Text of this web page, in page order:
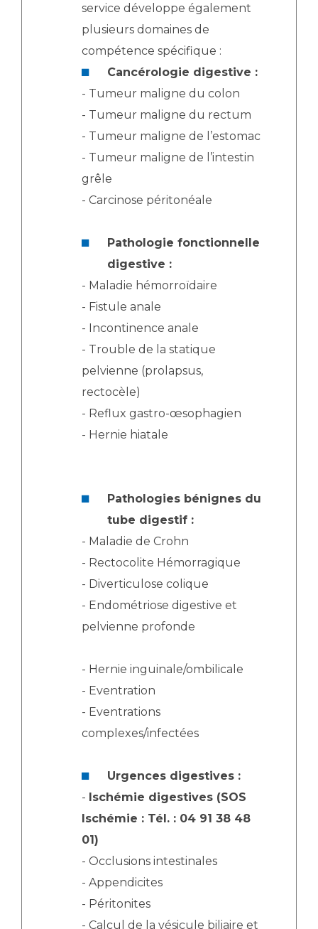
service développe également
plusieurs domaines de
compétence spécifique :
Cancérologie digestive :
- Tumeur maligne du colon
- Tumeur maligne du rectum
- Tumeur maligne de l’estomac
- Tumeur maligne de l’intestin
grêle
- Carcinose péritonéale
Pathologie fonctionnelle
digestive :
- Maladie hémorroïdaire
- Fistule anale
- Incontinence anale
- Trouble de la statique
pelvienne (prolapsus,
rectocèle)
- Reflux gastro-œsophagien
- Hernie hiatale
Pathologies bénignes du
tube digestif :
- Maladie de Crohn
- Rectocolite Hémorragique
- Diverticulose colique
- Endométriose digestive et
pelvienne profonde
- Hernie inguinale/ombilicale
- Eventration
- Eventrations
complexes/infectées
Urgences digestives :
- Ischémie digestives (SOS
Ischémie : Tél. : 04 91 38 48
01)
- Occlusions intestinales
- Appendicites
- Péritonites
- Calcul de la vésicule biliaire et